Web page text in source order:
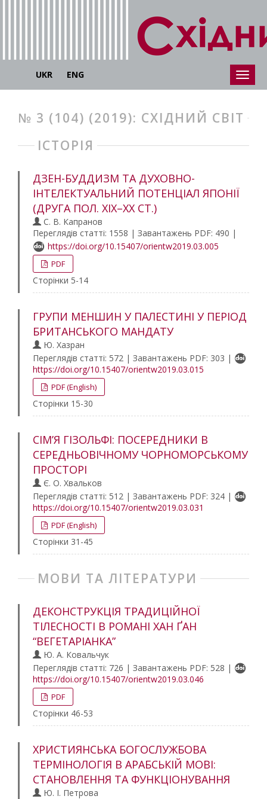
UKR ENG
№ 3 (104) (2019): СХІДНИЙ СВІТ
ІСТОРІЯ
ДЗЕН-БУДДИЗМ ТА ДУХОВНО-
ІНТЕЛЕКТУАЛЬНИЙ ПОТЕНЦІАЛ ЯПОНІЇ
(ДРУГА ПОЛ. ХІХ–ХХ СТ.)
С. В. Капранов
Переглядів статті: 1558 | Завантажень PDF: 490 |
https://doi.org/10.15407/orientw2019.03.005
PDF
Сторінки 5-14
ГРУПИ МЕНШИН У ПАЛЕСТИНІ У ПЕРІОД
БРИТАНСЬКОГО МАНДАТУ
Ю. Хазран
Переглядів статті: 572 | Завантажень PDF: 303 |
https://doi.org/10.15407/orientw2019.03.015
PDF (English)
Сторінки 15-30
СІМ’Я ГІЗОЛЬФІ: ПОСЕРЕДНИКИ В
СЕРЕДНЬОВІЧНОМУ ЧОРНОМОРСЬКОМУ
ПРОСТОРІ
Є. О. Хвальков
Переглядів статті: 512 | Завантажень PDF: 324 |
https://doi.org/10.15407/orientw2019.03.031
PDF (English)
Сторінки 31-45
МОВИ ТА ЛІТЕРАТУРИ
ДЕКОНСТРУКЦІЯ ТРАДИЦІЙНОЇ
ТІЛЕСНОСТІ В РОМАНІ ХАН ҐАН
“ВЕГЕТАРІАНКА”
Ю. А. Ковальчук
Переглядів статті: 726 | Завантажень PDF: 528 |
https://doi.org/10.15407/orientw2019.03.046
PDF
Сторінки 46-53
ХРИСТИЯНСЬКА БОГОСЛУЖБОВА
ТЕРМІНОЛОГІЯ В АРАБСЬКІЙ МОВІ:
СТАНОВЛЕННЯ ТА ФУНКЦІОНУВАННЯ
Ю. І. Петрова